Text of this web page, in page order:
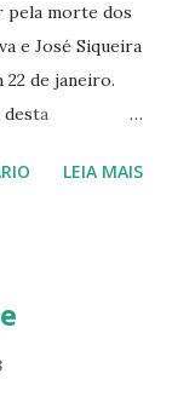
pela morte dos
e José Siqueira
22 de janeiro.
e encerrou a
LEIA MAIS